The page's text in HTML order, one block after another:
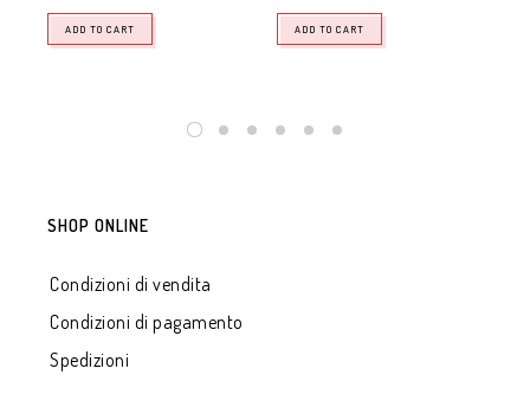
ADD TO CART ADD TO CART
SHOP ONLINE
Condizioni di vendita
Condizioni di pagamento
Spedizioni